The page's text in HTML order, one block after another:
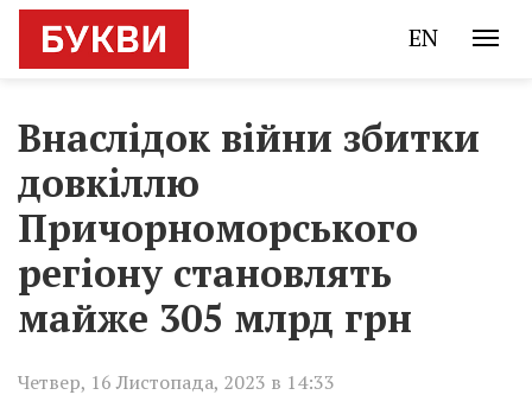
EN
Внаслідок війни збитки
довкіллю
Причорноморського
регіону становлять
майже 305 млрд грн
Четвер, 16 Листопада, 2023 в 14:33